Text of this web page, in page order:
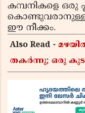
കമ്പനികളെ ഒരു
കൊണ്ടുവരാനുള്ള
ഈ നീക്കം.
Also Read -
തകർന്നു; ഒരു